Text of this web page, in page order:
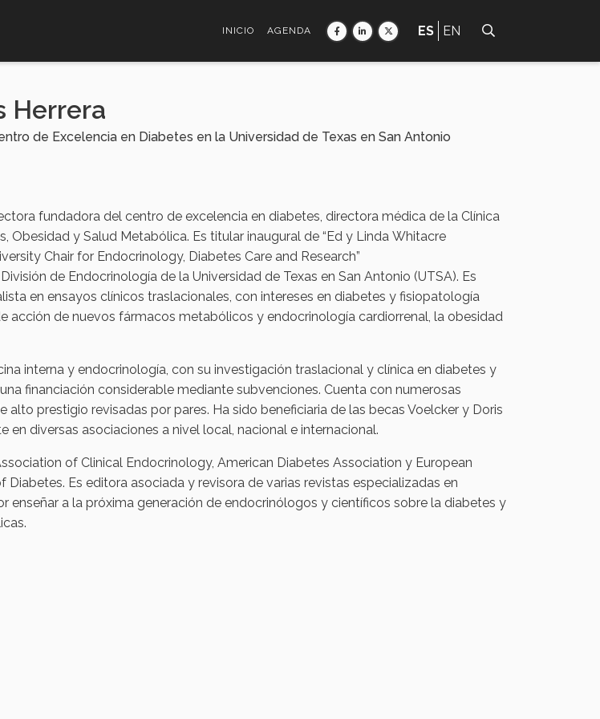
INICIO AGENDA ES EN
Herrera
de Excelencia en Diabetes en la Universidad de Texas en San Antonio
fundadora del centro de excelencia en diabetes, directora médica de la Clínica
Obesidad y Salud Metabólica. Es titular inaugural de “Ed y Linda Whitacre
Chair for Endocrinology, Diabetes Care and Research”
de Endocrinología de la Universidad de Texas en San Antonio (UTSA). Es
en ensayos clínicos traslacionales, con intereses en diabetes y fisiopatología
acción de nuevos fármacos metabólicos y endocrinología cardiorrenal, la obesidad
interna y endocrinología, con su investigación traslacional y clínica en diabetes y
financiación considerable mediante subvenciones. Cuenta con numerosas
alto prestigio revisadas por pares. Ha sido beneficiaria de las becas Voelcker y Doris
en diversas asociaciones a nivel local, nacional e internacional.
of Clinical Endocrinology, American Diabetes Association y European
Es editora asociada y revisora de varias revistas especializadas en
enseñar a la próxima generación de endocrinólogos y científicos sobre la diabetes y